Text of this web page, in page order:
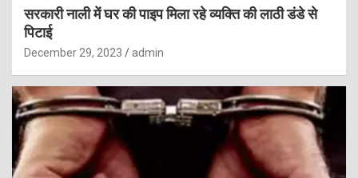
सरकारी नाली में घर की पाइप मिला रहे व्यक्ति की लाठी डंडे से
पिटाई
December 29, 2023 admin